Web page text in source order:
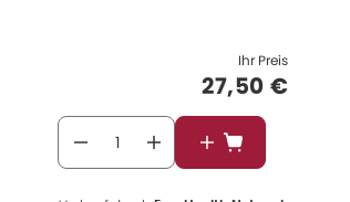
Ihr Preis
27,50 €
In den